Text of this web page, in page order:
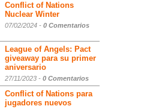
Conflict of Nations
Nuclear Winter
07/02/2024 - 0 Comentarios
League of Angels: Pact
giveaway para su primer
aniversario
27/11/2023 - 0 Comentarios
Conflict of Nations para
jugadores nuevos